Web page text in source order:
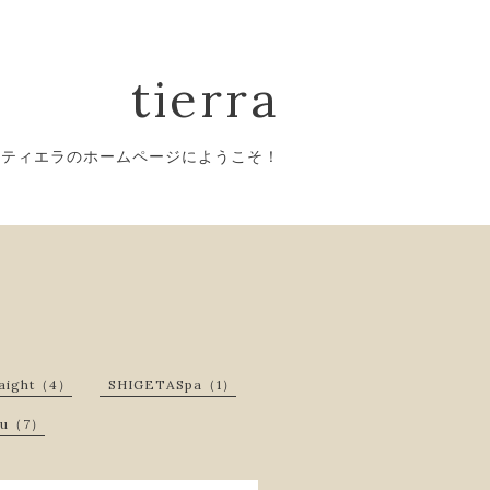
tierra
ティエラのホームページにようこそ！
（4） SHIGETASpa（1）
7）